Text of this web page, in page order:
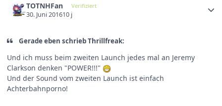
TOTNHFan Verifiziert
30. Juni 201610 j
Gerade eben schrieb Thrillfreak:
Und ich muss beim zweiten Launch jedes mal an Jeremy
Clarkson denken "POWER!!!"
Und der Sound vom zweiten Launch ist einfach
Achterbahnporno!